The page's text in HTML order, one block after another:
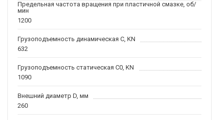
Предельная частота вращения при пластичной смазке, об/
мин
1200
Грузоподъемность динамическая C, KN
632
Грузоподъемность статическая C0, KN
1090
Внешний диаметр D, мм
260